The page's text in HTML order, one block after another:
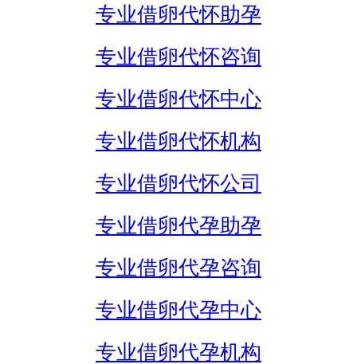
专业借卵代怀助孕
专业借卵代怀咨询
专业借卵代怀中心
专业借卵代怀机构
专业借卵代怀公司
专业借卵代孕助孕
专业借卵代孕咨询
专业借卵代孕中心
专业借卵代孕机构